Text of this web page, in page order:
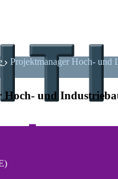
Projektmanager Hoch- und
Hoch- und